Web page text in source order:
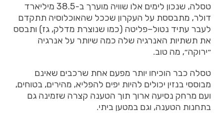
טסלה, שנכון לימים אלו שוויה מוערך ב-38.5
מיליארד
דולר, מתבססת על העקרון שככל שהאוכלוסיה תתקדם
לעבר עתיד נטול–פליטה (כמו שנוצרת מדלק,גז) ותבסס
את תשתיות האנרגיה שלה כמה שיותר על אנרגיה
״ירוקה״, מה טוב.
טסלה כבר הוכיחו יותר מפעם אחת שרכבים שאינם
מבוססי בנזין יכולים להיות יפים להפליא, מהירים, בטוחים,
ועם מרחק נסיעה ארוך תוך הטענה קצרה שזמינה גם
בתחנות הטענה, וגם במטען ביתי.